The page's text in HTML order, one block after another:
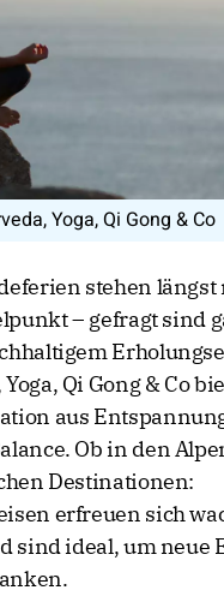
Yoga, Qi Gong & Co
stehen
– gefragt sind
Qi Gong & Co
aus
Ob in den
Destinationen:
erfreuen sich
sind ideal, um neue